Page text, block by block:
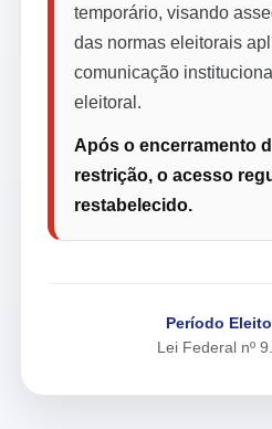
temporário, visando
das normas eleitorais
comunicação
eleitoral.
Após o encerramento
restrição, o acesso
restabelecido.
Período
Lei Federal nº